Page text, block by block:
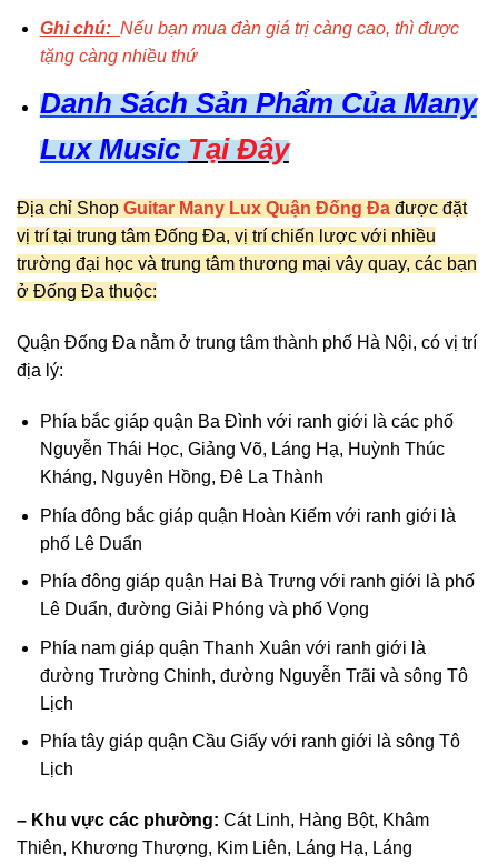
Ghi chú: Nếu bạn mua đàn giá trị càng cao, thì được
tặng càng nhiều thứ
Danh Sách Sản Phẩm Của Many
Lux Music Tại Đây
Địa chỉ Shop Guitar Many Lux Quận Đống Đa được đặt
vị trí tại trung tâm Đống Đa, vị trí chiến lược với nhiều
trường đại học và trung tâm thương mại vây quay, các bạn
ở Đống Đa thuộc:
Quận Đống Đa nằm ở trung tâm thành phố Hà Nội, có vị trí
địa lý:
Phía bắc giáp quận Ba Đình với ranh giới là các phố
Nguyễn Thái Học, Giảng Võ, Láng Hạ, Huỳnh Thúc
Kháng, Nguyên Hồng, Đê La Thành
Phía đông bắc giáp quận Hoàn Kiếmvới ranh giới là
phố Lê Duẩn
Phía đông giáp quận Hai Bà Trưng với ranh giới là phố
Lê Duẩn, đường Giải Phóng và phố Vọng
Phía nam giáp quận Thanh Xuân với ranh giới là
đường Trường Chinh, đường Nguyễn Trãi và sông Tô
Lịch
Phía tây giáp quận Cầu Giấyvới ranh giới là sông Tô
Lịch
– Khu vực các phường: Cát Linh, Hàng Bột, Khâm
Thiên, Khương Thượng, Kim Liên, Láng Hạ, Láng